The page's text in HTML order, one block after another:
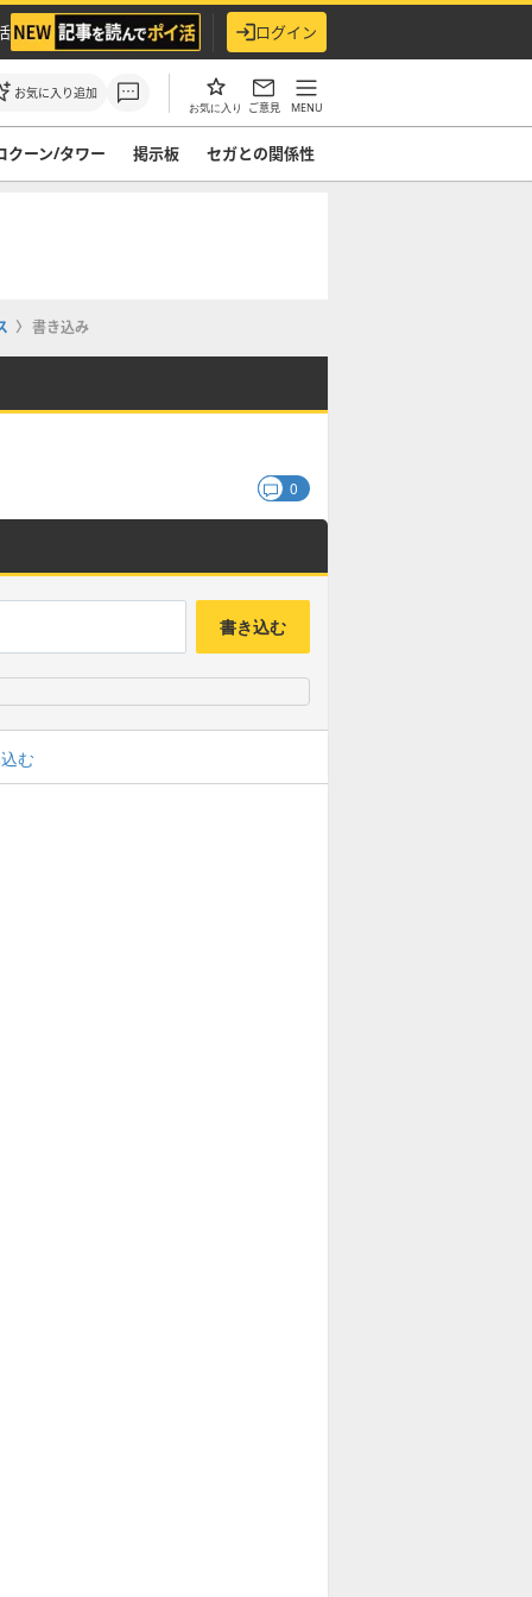
ログイン
お気に入り追加
お気に入り ご意見 MENU
クーン/タワー 掲示板 セガとの関係性
書き込み
0
書き込む
む